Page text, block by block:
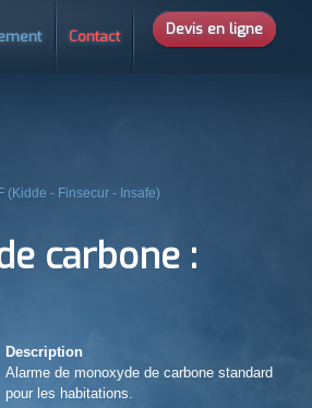
Contact Devis en ligne
(Kidde - Finsecur - Insafe)
carbone :
Description
Alarme de monoxyde de carbone standard
pour les habitations.